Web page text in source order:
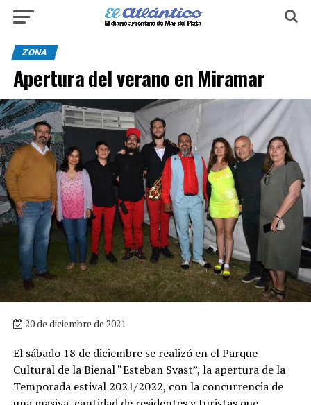
ZONA
Apertura del verano en Miramar
20 de diciembre de 2021
El sábado 18 de diciembre se realizó en el Parque
Cultural de la Bienal “Esteban Svast”, la apertura de la
Temporada estival 2021/2022, con la concurrencia de